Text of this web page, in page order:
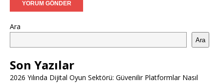
Ara
Ara
Son Yazılar
2026 Yılında Dijital Oyun Sektörü: Güvenilir Platformlar Nasıl